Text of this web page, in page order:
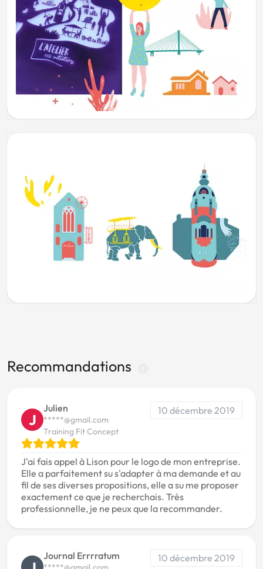
Recommandations
J
Julien
*****@gmail.com
Training Fit Concept
10 décembre 2019
J'ai fais appel à Lison pour le logo de mon entreprise.
Elle a parfaitement su s'adapter à ma demande et au
fil de ses diverses propositions, elle a su me proposer
exactement ce que je recherchais. Très
professionnelle, je ne peux que la recommander.
Journal Errrratum 10 décembre 2019